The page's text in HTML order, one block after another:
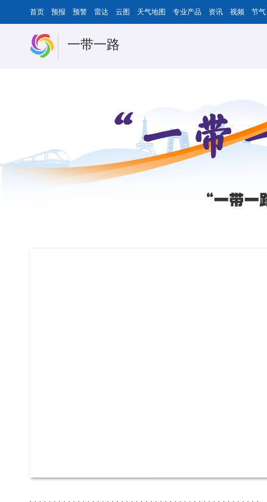
首页 预报 预警 雷达 云图 天气地图 专业产品 资讯 视频 节气
一带一路